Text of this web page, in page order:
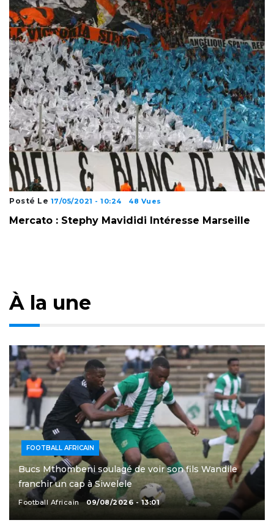
Posté Le 17/05/2021 - 10:24 48 Vues
Mercato : Stephy Mavididi Intéresse Marseille
À la une
FOOTBALL AFRICAIN
Bucs Mthombeni soulagé de voir son fils Wandile
franchir un cap à Siwelele
Football Africain 09/08/2026 - 13:01